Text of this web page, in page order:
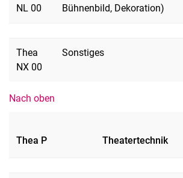
NL 00
Bühnenbild, Dekoration)
Thea
NX 00
Sonstiges
Nach oben
Thea P Theatertechnik